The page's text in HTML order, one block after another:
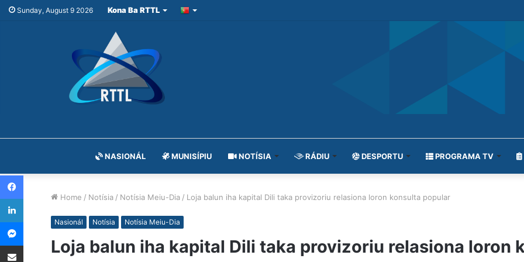
Sunday, August 9 2026 Kona Ba RTTL
NASIONÁL MUNISÍPIU NOTÍSIA RÁDIU DESPORTU PROGRAMA TV
Home / Notísia / Notísia Meiu-Dia / Loja balun iha kapital Dili taka provizoriu relasiona loron konsulta popular
Nasionál Notísia Notísia Meiu-Dia
Loja balun iha kapital Dili taka provizoriu relasiona loron
Facebook
LinkedIn
Messenger